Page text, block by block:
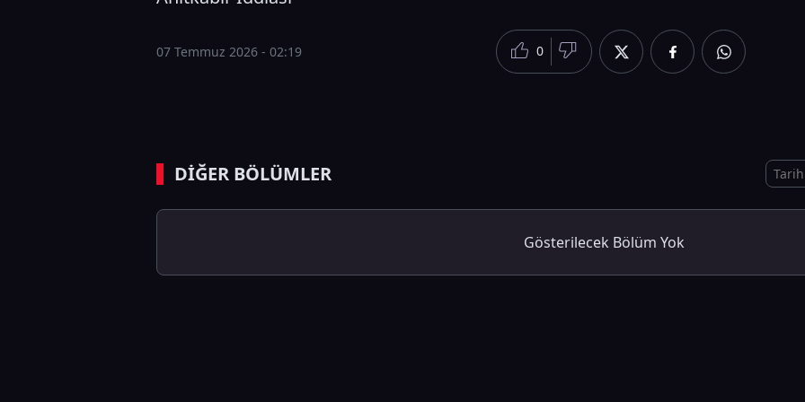
07 Temmuz 2026 - 02:19 0
DİĞER BÖLÜMLER
Gösterilecek Bölüm Yok